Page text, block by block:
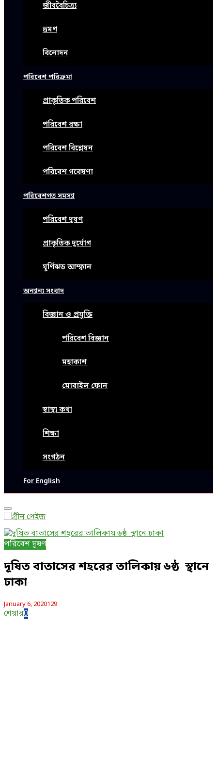
জীববৈচিত্র্য
ভ্রমণ
বিনোদন
পরিবেশ পরিক্রমা
প্রাকৃতিক পরিবেশ
পরিবেশ রক্ষা
পরিবেশ বিশ্লেষন
পরিবেশ গবেষণা
পরিবেশগত সমস্যা
পরিবেশ দূষণ
প্রাকৃতিক দুর্যোগ
ঘূর্ণিঝড় আম্ফান
অন্যান্য সংবাদ
বিজ্ঞান ও প্রযুক্তি
পরিবেশ বিজ্ঞান
মহাকাশ
মোবাইল ফোন
স্বাস্থ্য কথা
শিক্ষা
সংগঠন
For English
Primary
Menu
পরিবেশ দূষণ
দূষিত বাতাসের শহরের তালিকায় ৬ষ্ঠ স্থানে
ঢাকা
January 6, 2020129
শেয়ার0